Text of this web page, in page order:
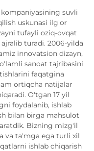
suvli
uskunasi ilg'or
tufayli oziq-ovqat
turadi. 2006-yilda
innovatsion dizayn,
sanoat tajribasini
faqatgina
ortiqcha natijalar
O'tgan 17 yil
foydalanib, ishlab
bilan birga mahsulot
Bizning mizg'il
va ta'mga ega turli xil
ishlab chiqarish